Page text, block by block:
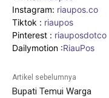
Instagram: riaupos.co
Tiktok : riaupos
Pinterest : riauposdotco
Dailymotion :RiauPos
Artikel sebelumnya
Bupati Temui Warga